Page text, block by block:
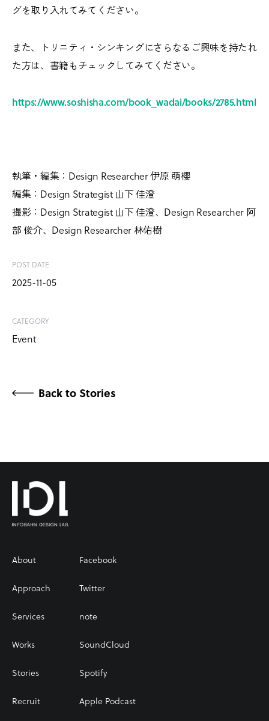
グを取り入れてみてください。
また、トリニティ・シンキングにさらなるご興味を持たれ
た方は、書籍もチェックしてみてください。
https://www.soshisha.com/book_wadai/books/2785.html
執筆・編集：Design Researcher 伊原 萌櫻
編集：Design Strategist 山下 佳澄
撮影：Design Strategist 山下 佳澄、Design Researcher 阿
部 俊介、Design Researcher 林佑樹
POST DATE
2025-11-05
CATEGORY
Event
Back to Stories
About
Approach
Services
Works
Stories
Recruit
Facebook
Twitter
note
SoundCloud
Spotify
Apple Podcast